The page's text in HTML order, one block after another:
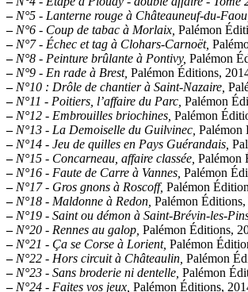
– N°5 - Lanterne rouge à Châteauneuf-du-Faou,
– N°6 - Coup de tabac à Morlaix, Palémon
– N°7 - Échec et tag à Clohars-Carnoët,
– N°8 - Peinture brûlante à Pontivy, Palémon
– N°9 - En rade à Brest, Palémon Éditions,
– N°10 : Drôle de chantier à Saint-Nazaire,
– N°11 - Poitiers, l’affaire du Parc, Palémon
– N°12 - Embrouilles briochines, Palémon
– N°13 - La Demoiselle du Guilvinec, Palémon
– N°14 - Jeu de quilles en Pays Guérandais,
– N°15 - Concarneau, affaire classée, Palémon
– N°16 - Faute de Carre à Vannes, Palémon
– N°17 - Gros gnons à Roscoff, Palémon
– N°18 - Maldonne à Redon, Palémon
– N°19 - Saint ou démon à Saint-Brévin-les-
– N°20 - Rennes au galop, Palémon Éditions,
– N°21 - Ça se Corse à Lorient, Palémon
– N°22 - Hors circuit à Châteaulin, Palémon
– N°23 - Sans broderie ni dentelle, Palémon
– N°24 - Faites vos jeux, Palémon Éditions,